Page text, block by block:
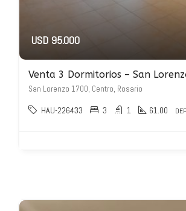
USD 95.000
Venta 3 Dormitorios – San
San Lorenzo 1700, Centro, Rosario
HAU-226433 3 1 61.00